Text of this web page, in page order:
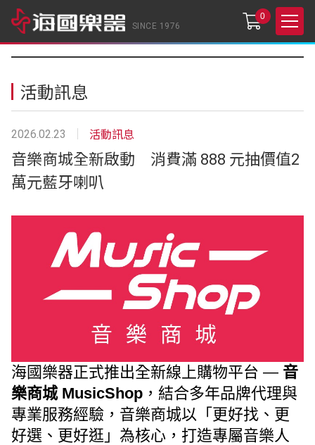
SINCE 1976
0
活動訊息
2026.02.23 活動訊息
音樂商城全新啟動 消費滿 888 元抽價值2
萬元藍牙喇叭
海國樂器正式推出全新線上購物平台 — 音
樂商城 MusicShop ，結合多年品牌代理與
專業服務經驗，音樂商城以「更好找、更
好選、更好逛」為核心，打造專屬音樂人